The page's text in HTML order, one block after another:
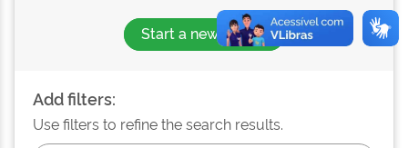
Start a new search
Add filters:
Use filters to refine the search results.